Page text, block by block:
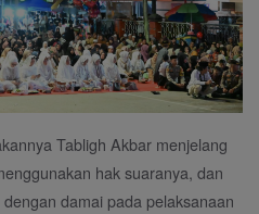
Tabligh Akbar menjelang
hak suaranya, dan
damai pada pelaksanaan